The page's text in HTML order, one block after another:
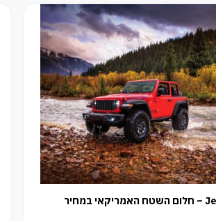
Jeep Wrangler – חלום השטח האמריקאי במחיר